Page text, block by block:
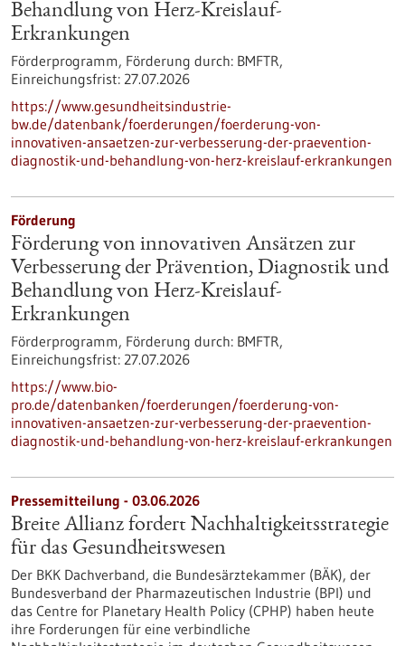
Behandlung von Herz-Kreislauf-
Erkrankungen
Förderprogramm, Förderung durch: BMFTR,
Einreichungsfrist: 27.07.2026
https://www.gesundheitsindustrie-
bw.de/datenbank/foerderungen/foerderung-von-
innovativen-ansaetzen-zur-verbesserung-der-praevention-
diagnostik-und-behandlung-von-herz-kreislauf-erkrankungen
Förderung
Förderung von innovativen Ansätzen zur
Verbesserung der Prävention, Diagnostik und
Behandlung von Herz-Kreislauf-
Erkrankungen
Förderprogramm, Förderung durch: BMFTR,
Einreichungsfrist: 27.07.2026
https://www.bio-
pro.de/datenbanken/foerderungen/foerderung-von-
innovativen-ansaetzen-zur-verbesserung-der-praevention-
diagnostik-und-behandlung-von-herz-kreislauf-erkrankungen
Pressemitteilung - 03.06.2026
Breite Allianz fordert Nachhaltigkeitsstrategie
für das Gesundheitswesen
Der BKK Dachverband, die Bundesärztekammer (BÄK), der
Bundesverband der Pharmazeutischen Industrie (BPI) und
das Centre for Planetary Health Policy (CPHP) haben heute
ihre Forderungen für eine verbindliche